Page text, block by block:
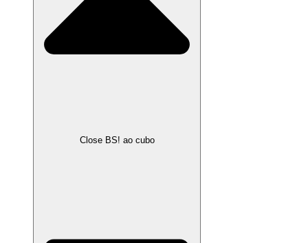
Close BS! ao cubo